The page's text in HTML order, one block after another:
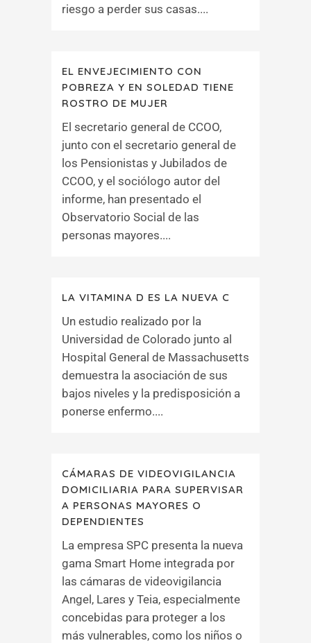
riesgo a perder sus casas....
EL ENVEJECIMIENTO CON
POBREZA Y EN SOLEDAD TIENE
ROSTRO DE MUJER
El secretario general de CCOO,
junto con el secretario general de
los Pensionistas y Jubilados de
CCOO, y el sociólogo autor del
informe, han presentado el
Observatorio Social de las
personas mayores....
LA VITAMINA D ES LA NUEVA C
Un estudio realizado por la
Universidad de Colorado junto al
Hospital General de Massachusetts
demuestra la asociación de sus
bajos niveles y la predisposición a
ponerse enfermo....
CÁMARAS DE VIDEOVIGILANCIA
DOMICILIARIA PARA SUPERVISAR
A PERSONAS MAYORES O
DEPENDIENTES
La empresa SPC presenta la nueva
gama Smart Home integrada por
las cámaras de videovigilancia
Angel, Lares y Teia, especialmente
concebidas para proteger a los
más vulnerables, como los niños o